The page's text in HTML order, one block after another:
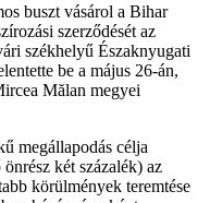
buszt vásárol a Bihar
szerződését az
székhelyű Északnyugati
be a május 26-án,
Mălan megyei
megállapodás célja
két százalék) az
körülmények teremtése